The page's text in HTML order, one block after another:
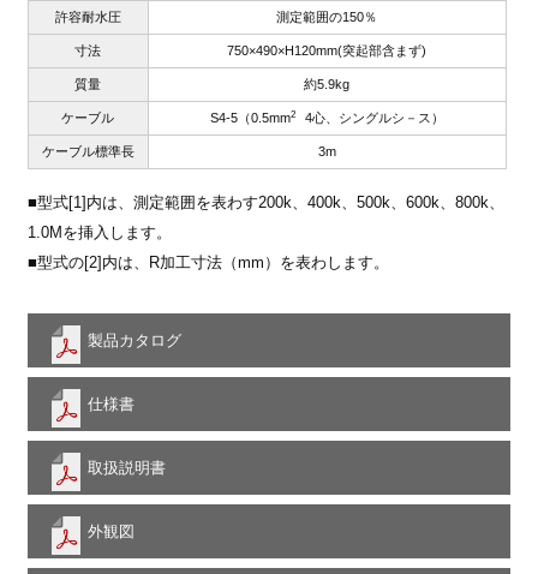
許容耐水圧 測定範囲の150％
寸法 750×490×H120mm(突起部含まず)
質量 約5.9kg
ケーブル S4-5（0.5mm2 4心、シングルシ－ス）
ケーブル標準長 3m
■型式[1]内は、測定範囲を表わす200k、400k、500k、600k、800k、
1.0Mを挿入します。
■型式の[2]内は、R加工寸法（mm）を表わします。
製品カタログ
仕様書
取扱説明書
外観図